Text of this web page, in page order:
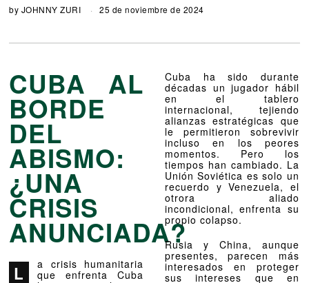
by JOHNNY ZURI 25 de noviembre de 2024
CUBA AL
BORDE
DEL
ABISMO:
¿UNA
CRISIS
ANUNCIADA?
L
a crisis humanitaria
que enfrenta Cuba
Cuba ha sido durante
décadas un jugador hábil
en el tablero
internacional, tejiendo
alianzas estratégicas que
le permitieron sobrevivir
incluso en los peores
momentos. Pero los
tiempos han cambiado. La
Unión Soviética es solo un
recuerdo y Venezuela, el
otrora aliado
incondicional, enfrenta su
propio colapso.
Rusia y China, aunque
presentes, parecen más
interesados en proteger
sus intereses que en